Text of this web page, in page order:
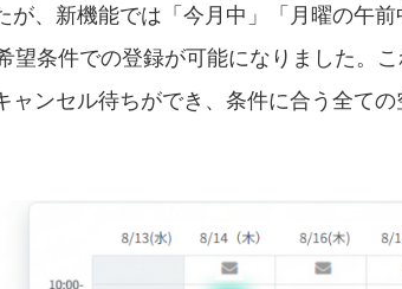
、新機能では「今月中」「月曜の午前
望条件での登録が可能になりました。こ
ンセル待ちができ、条件に合う全ての